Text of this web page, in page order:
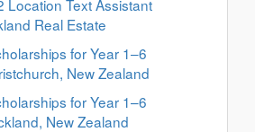
Location Text Assistant
Real Estate
for Year 1–6
New Zealand
for Year 1–6
New Zealand